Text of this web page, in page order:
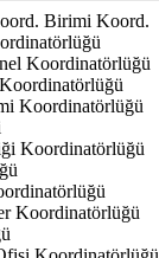
Birimi Koord.
Koordinatörlüğü
Koordinatörlüğü
Koordinatörlüğü
Koordinatörlüğü